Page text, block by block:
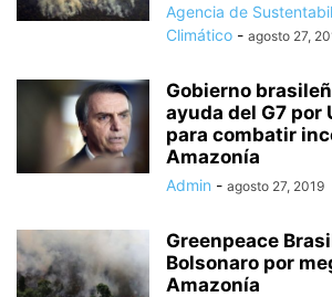
Agencia de
Climático - agosto 27,
Gobierno
ayuda del G7 por
para combatir
Amazonía
Admin - agosto 27, 2019
Greenpeace
Bolsonaro por
Amazonía